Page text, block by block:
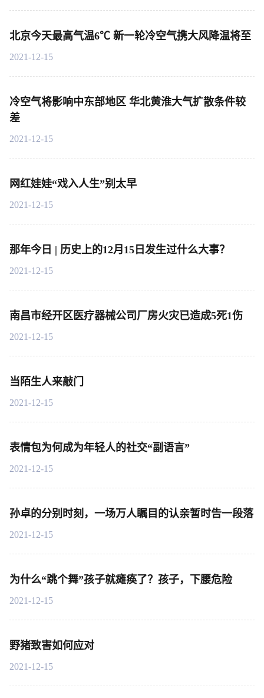
北京今天最高气温6℃ 新一轮冷空气携大风降温将至
2021-12-15
冷空气将影响中东部地区 华北黄淮大气扩散条件较
差
2021-12-15
网红娃娃“戏入人生”别太早
2021-12-15
那年今日 | 历史上的12月15日发生过什么大事？
2021-12-15
南昌市经开区医疗器械公司厂房火灾已造成5死1伤
2021-12-15
当陌生人来敲门
2021-12-15
表情包为何成为年轻人的社交“副语言”
2021-12-15
孙卓的分别时刻，一场万人瞩目的认亲暂时告一段落
2021-12-15
为什么“跳个舞”孩子就瘫痪了？孩子，下腰危险
2021-12-15
野猪致害如何应对
2021-12-15